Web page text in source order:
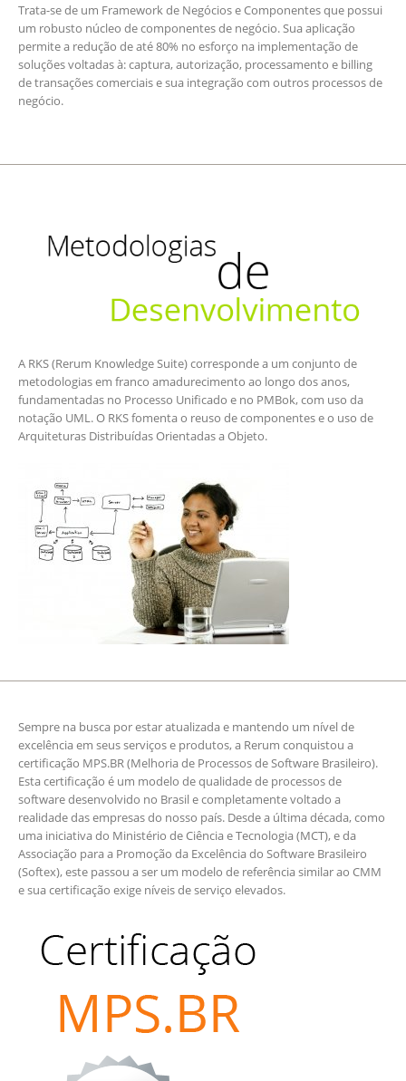
Trata-se de um Framework de Negócios e Componentes que possui
um robusto núcleo de componentes de negócio. Sua aplicação
permite a redução de até 80% no esforço na implementação de
soluções voltadas à: captura, autorização, processamento e billing
de transações comerciais e sua integração com outros processos de
negócio.
A RKS (Rerum Knowledge Suite) corresponde a um conjunto de
metodologias em franco amadurecimento ao longo dos anos,
fundamentadas no Processo Unificado e no PMBok, com uso da
notação UML. O RKS fomenta o reuso de componentes e o uso de
Arquiteturas Distribuídas Orientadas a Objeto.
Sempre na busca por estar atualizada e mantendo um nível de
excelência em seus serviços e produtos, a Rerum conquistou a
certificação MPS.BR (Melhoria de Processos de Software Brasileiro).
Esta certificação é um modelo de qualidade de processos de
software desenvolvido no Brasil e completamente voltado a
realidade das empresas do nosso país. Desde a última década, como
uma iniciativa do Ministério de Ciência e Tecnologia (MCT), e da
Associação para a Promoção da Excelência do Software Brasileiro
(Softex), este passou a ser um modelo de referência similar ao CMM
e sua certificação exige níveis de serviço elevados.